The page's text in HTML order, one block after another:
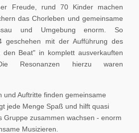
Freude, rund 70 Kinder machen
das Chorleben und gemeinsame
und Umgebung enorm. So
geschehen mit der Aufführung des
den Beat" in komplett ausverkauften
Resonanzen hierzu waren
und Auftritte finden gemeinsame
jede Menge Spaß und hilft quasi
Gruppe zusammen wachsen - enorm
Musizieren.